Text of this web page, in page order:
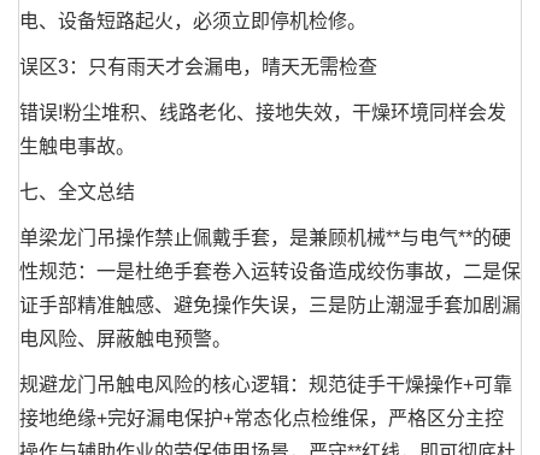
电、设备短路起火，必须立即停机检修。
误区3：只有雨天才会漏电，晴天无需检查
错误!粉尘堆积、线路老化、接地失效，干燥环境同样会发
生触电事故。
七、全文总结
单梁龙门吊操作禁止佩戴手套，是兼顾机械**与电气**的硬
性规范：一是杜绝手套卷入运转设备造成绞伤事故，二是保
证手部精准触感、避免操作失误，三是防止潮湿手套加剧漏
电风险、屏蔽触电预警。
规避龙门吊触电风险的核心逻辑：规范徒手干燥操作+可靠
接地绝缘+完好漏电保护+常态化点检维保，严格区分主控